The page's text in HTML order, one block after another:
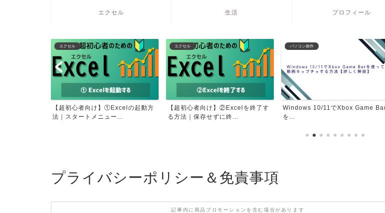
エクセル 生活 プロフィール
エクセル
【超初心者向け】②Excelを終了す
る方法｜保存せずに終...
パソコン操作
Windows 10/11でXbox Game Bar
を...
エクセル
【Excel】特定のセルだけ入力可能
にする方法｜シート保...
プライバシーポリシー＆免責事項
記事内に商品プロモーションを含む場合があります